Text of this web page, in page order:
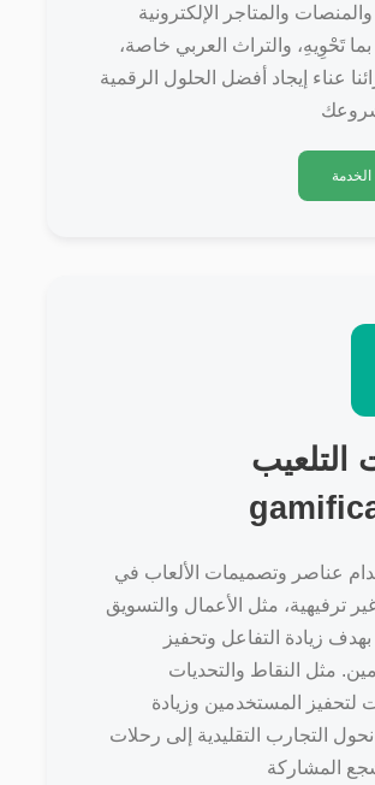
والمتاجر الإلكترونية
بما تَحْوِيهِ، والتراث العربي خاصة،
عناء إيجاد أفضل الحلول الرقمية
التلعيب
عناصر وتصميمات الألعاب في
ترفيهية، مثل الأعمال والتسويق
بهدف زيادة التفاعل وتحفيز
مثل النقاط والتحديات
لتحفيز المستخدمين وزيادة
التجارب التقليدية إلى رحلات
المشاركة